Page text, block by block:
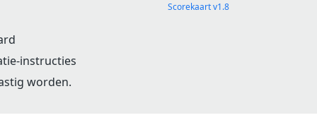
instructies
worden.
Scorekaart v1.8